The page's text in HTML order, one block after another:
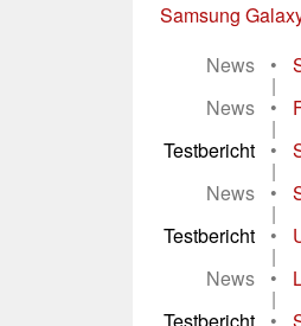
Samsung
News
•
|
News
•
|
Testbericht
•
|
News
•
|
Testbericht
•
|
News
•
|